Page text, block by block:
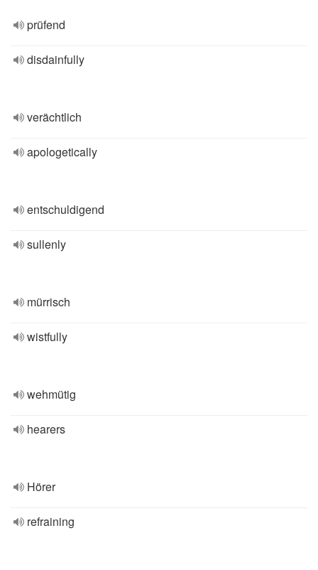
prüfend
disdainfully
verächtlich
apologetically
entschuldigend
sullenly
mürrisch
wistfully
wehmütig
hearers
Hörer
refraining